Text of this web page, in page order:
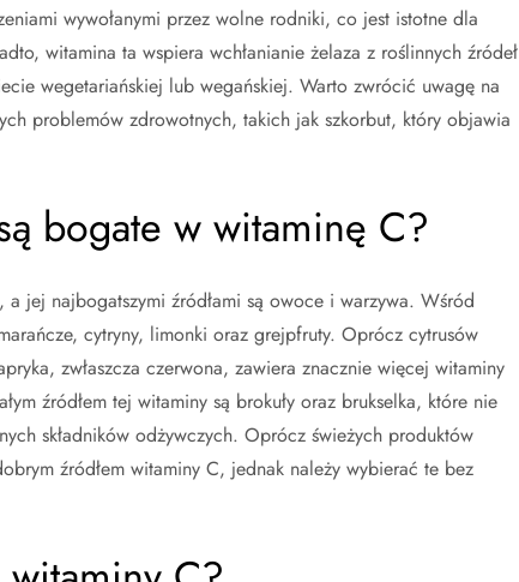
wywołanymi przez wolne rodniki, co jest istotne dla
witamina ta wspiera wchłanianie żelaza z roślinnych źródeł
wegetariańskiej lub wegańskiej. Warto zwrócić uwagę na
problemów zdrowotnych, takich jak szkorbut, który objawia
bogate w witaminę C?
jej najbogatszymi źródłami są owoce i warzywa. Wśród
cytryny, limonki oraz grejpfruty. Oprócz cytrusów
zwłaszcza czerwona, zawiera znacznie więcej witaminy
źródłem tej witaminy są brokuły oraz brukselka, które nie
składników odżywczych. Oprócz świeżych produktów
źródłem witaminy C, jednak należy wybierać te bez